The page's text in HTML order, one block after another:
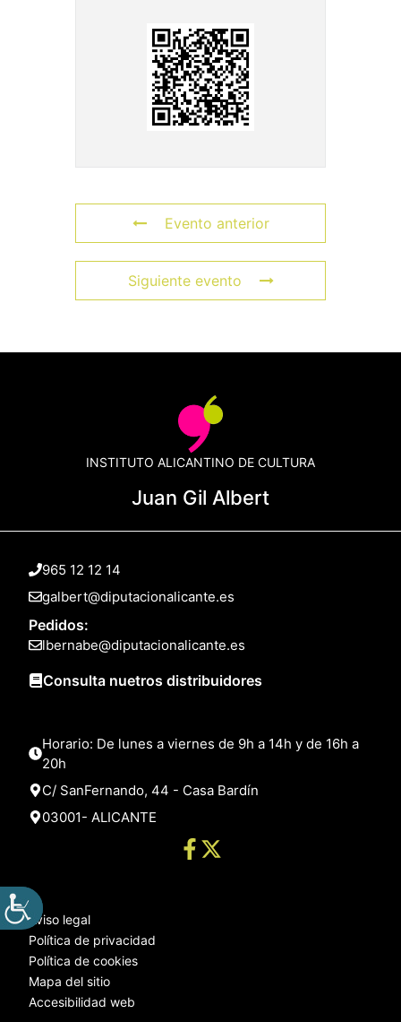
Evento anterior
Siguiente evento
INSTITUTO ALICANTINO DE CULTURA
Juan Gil Albert
965 12 12 14
galbert@diputacionalicante.es
Pedidos:
lbernabe@diputacionalicante.es
Consulta nuetros distribuidores
Horario: De lunes a viernes de 9h a 14h y de 16h a
20h
C/ SanFernando, 44 - Casa Bardín
03001- ALICANTE
Aviso legal
Política de privacidad
Política de cookies
Mapa del sitio
Accesibilidad web